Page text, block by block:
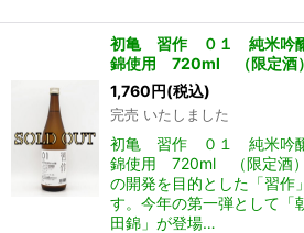
初亀 習作 ０１ 純米吟
錦使用 720ml （限定酒）
1,760円(税込)
完売 いたしました
初亀 習作 ０１ 純米吟
錦使用 720ml （限定酒）
の開発を目的とした「習作
す。今年の第一弾として
田錦」が登場…